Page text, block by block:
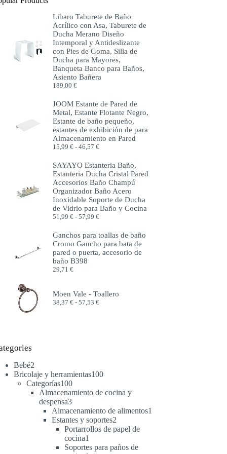
Libaro Taburete de Baño
Acrílico con Asa, Taburete de
Ducha Merano Diseño
Intemporal y Antideslizante
con Pies de Goma, Silla de
Ducha para Mayores,
Banqueta Banco para Baños,
Asiento Bañera
189,00€
JOOM Estante de Pared de
Metal, Estante Flotante Negro,
Estante de baño pequeño,
estantes de exhibición de para
Almacenamiento en Pared
15,99€ - 46,57€Rango
precios:
desde
15,99 €
hasta
46,57 €
SAYAYO Estanteria Baño,
Estanteria Ducha Cristal Pared
Accesorios Baño Champú
Organizador Baño Acero
Inoxidable Soporte de Ducha
de Vidrio para Baño y Cocina
51,99€ - 57,99€Rango
precios:
desde
51,99 €
hasta
Ganchos para toallas de baño
Cromo Gancho para bata de
pared o puerta, accesorio de
baño B398
29,71€
Moen Vale - Toallero
38,37€ - 57,53€Rango
Bebé2
productos
Bricolaje y herramientas100100
Categorías100100
productos
Almacenamiento de cocina y
despensa33
productos
Almacenamiento de alimentos1
Estantes y soportes2
productos
Portarrollos de papel de
cocina1
producto
Soportes para paños de